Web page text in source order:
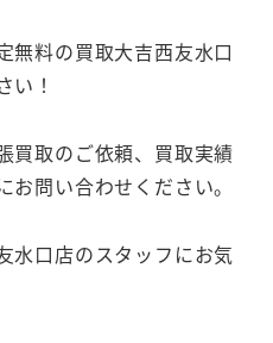
無料の買取大吉西友水口
い！
買取のご依頼、買取実績
問い合わせください。
水口店のスタッフにお気